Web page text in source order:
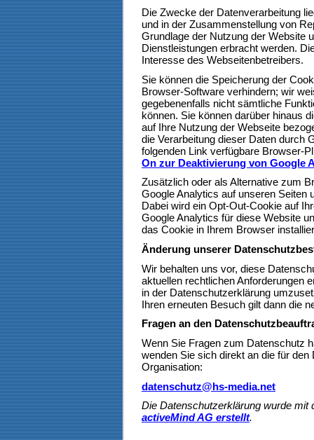
Die Zwecke der Datenverarbeitung
und in der Zusammenstellung von
Grundlage der Nutzung der Website
Dienstleistungen erbracht werden.
Interesse des Webseitenbetreibers.
Sie können die Speicherung der
Browser-Software verhindern; wir
gegebenenfalls nicht sämtliche
können. Sie können darüber hinaus
auf Ihre Nutzung der Webseite
die Verarbeitung dieser Daten durch
folgenden Link verfügbare Browser-
On zur Deaktivierung von Google
Zusätzlich oder als Alternative zum
Google Analytics auf unseren Seiten
Dabei wird ein Opt-Out-Cookie auf
Google Analytics für diese Website
das Cookie in Ihrem Browser
Änderung unserer
Wir behalten uns vor, diese
aktuellen rechtlichen Anforderungen
in der Datenschutzerklärung
Ihren erneuten Besuch gilt dann die
Fragen an den
Wenn Sie Fragen zum Datenschutz
wenden Sie sich direkt an die für
Organisation:
datenschutz@hs-media.net
Die Datenschutzerklärung wurde mit
activeMind AG erstellt.